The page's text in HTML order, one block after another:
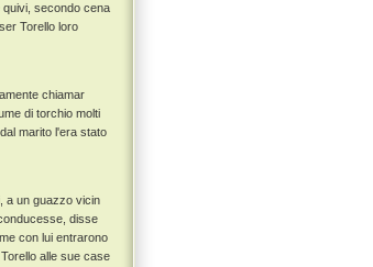
quivi, secondo cena
Torello loro
chiamar
di torchio molti
marito l'era stato
a un guazzo vicin
disse
con lui entrarono
alle sue case